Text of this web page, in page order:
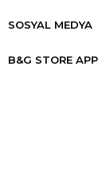
SOSYAL MEDYA
B&G STORE APP